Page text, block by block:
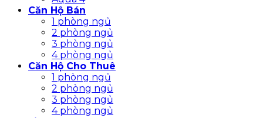
Căn Hộ Bán
1 phòng ngủ
2 phòng ngủ
3 phòng ngủ
4 phòng ngủ
Căn Hộ Cho Thuê
1 phòng ngủ
2 phòng ngủ
3 phòng ngủ
4 phòng ngủ